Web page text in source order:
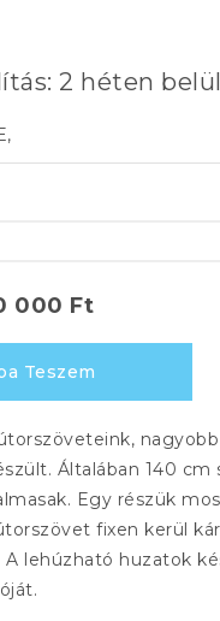
2 héten belül
000 Ft
Teszem
Általában 140
Egy részük
fixen kerül
A lehúzható huzatok